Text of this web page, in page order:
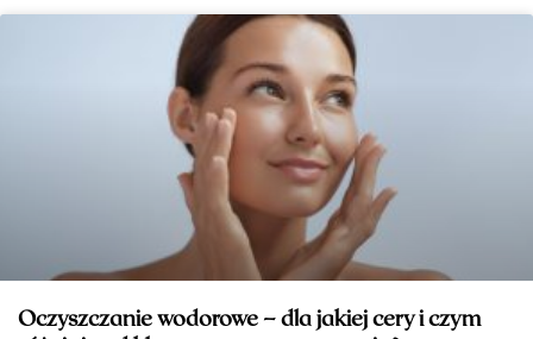
Oczyszczanie wodorowe – dla jakiej cery i czym